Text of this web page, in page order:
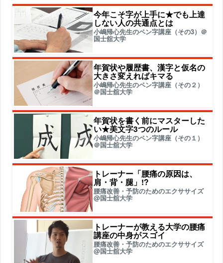
今年こそ字が上手に★でも上達
しない人の共通点とは
小嶋帰心先生のペン字講座（その3）＠
国士舘大学
年賀状や履歴書、漢字と仮名の
大きさ変えればキマる
小嶋帰心先生のペン字講座（その２）
＠国士舘大学
年賀状を書く前にマスターした
い★美文字3つのルール
小嶋帰心先生のペン字講座（その１）
＠国士舘大学
トレーナー「腰痛の原因は、
肩・背・腿」!?
腰痛改善・予防のためのエクササイズ
@国士舘大学
トレーナーが教える大学の腰痛
講座の中身がスゴイ
腰痛改善・予防のためのエクササイズ
@国士舘大学